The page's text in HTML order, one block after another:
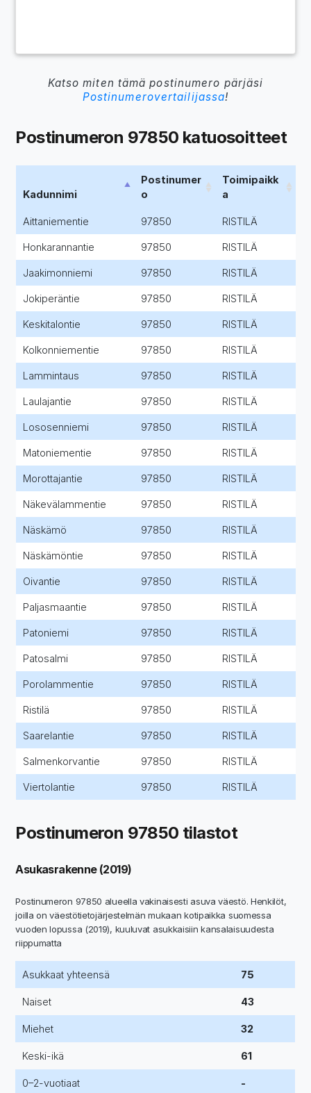
Katso miten tämä postinumero pärjäsi
Postinumerovertailijassa!
Postinumeron 97850 katuosoitteet
Kadunnimi
Postinumer
o
Toimipaikk
a
Aittaniementie 97850 RISTILÄ
Honkarannantie 97850 RISTILÄ
Jaakimonniemi 97850 RISTILÄ
Jokiperäntie 97850 RISTILÄ
Keskitalontie 97850 RISTILÄ
Kolkonniementie 97850 RISTILÄ
Lammintaus 97850 RISTILÄ
Laulajantie 97850 RISTILÄ
Lososenniemi 97850 RISTILÄ
Matoniementie 97850 RISTILÄ
Morottajantie 97850 RISTILÄ
Näkevälammentie 97850 RISTILÄ
Näskämö 97850 RISTILÄ
Näskämöntie 97850 RISTILÄ
Oivantie 97850 RISTILÄ
Paljasmaantie 97850 RISTILÄ
Patoniemi 97850 RISTILÄ
Patosalmi 97850 RISTILÄ
Porolammentie 97850 RISTILÄ
Ristilä 97850 RISTILÄ
Saarelantie 97850 RISTILÄ
Salmenkorvantie 97850 RISTILÄ
Viertolantie 97850 RISTILÄ
Postinumeron 97850 tilastot
Asukasrakenne (2019)
Postinumeron 97850 alueella vakinaisesti asuva väestö. Henkilöt,
joilla on väestötietojärjestelmän mukaan kotipaikka suomessa
vuoden lopussa (2019), kuuluvat asukkaisiin kansalaisuudesta
riippumatta
Asukkaat yhteensä 75
Naiset 43
Miehet 32
Keski-ikä 61
0–2-vuotiaat -